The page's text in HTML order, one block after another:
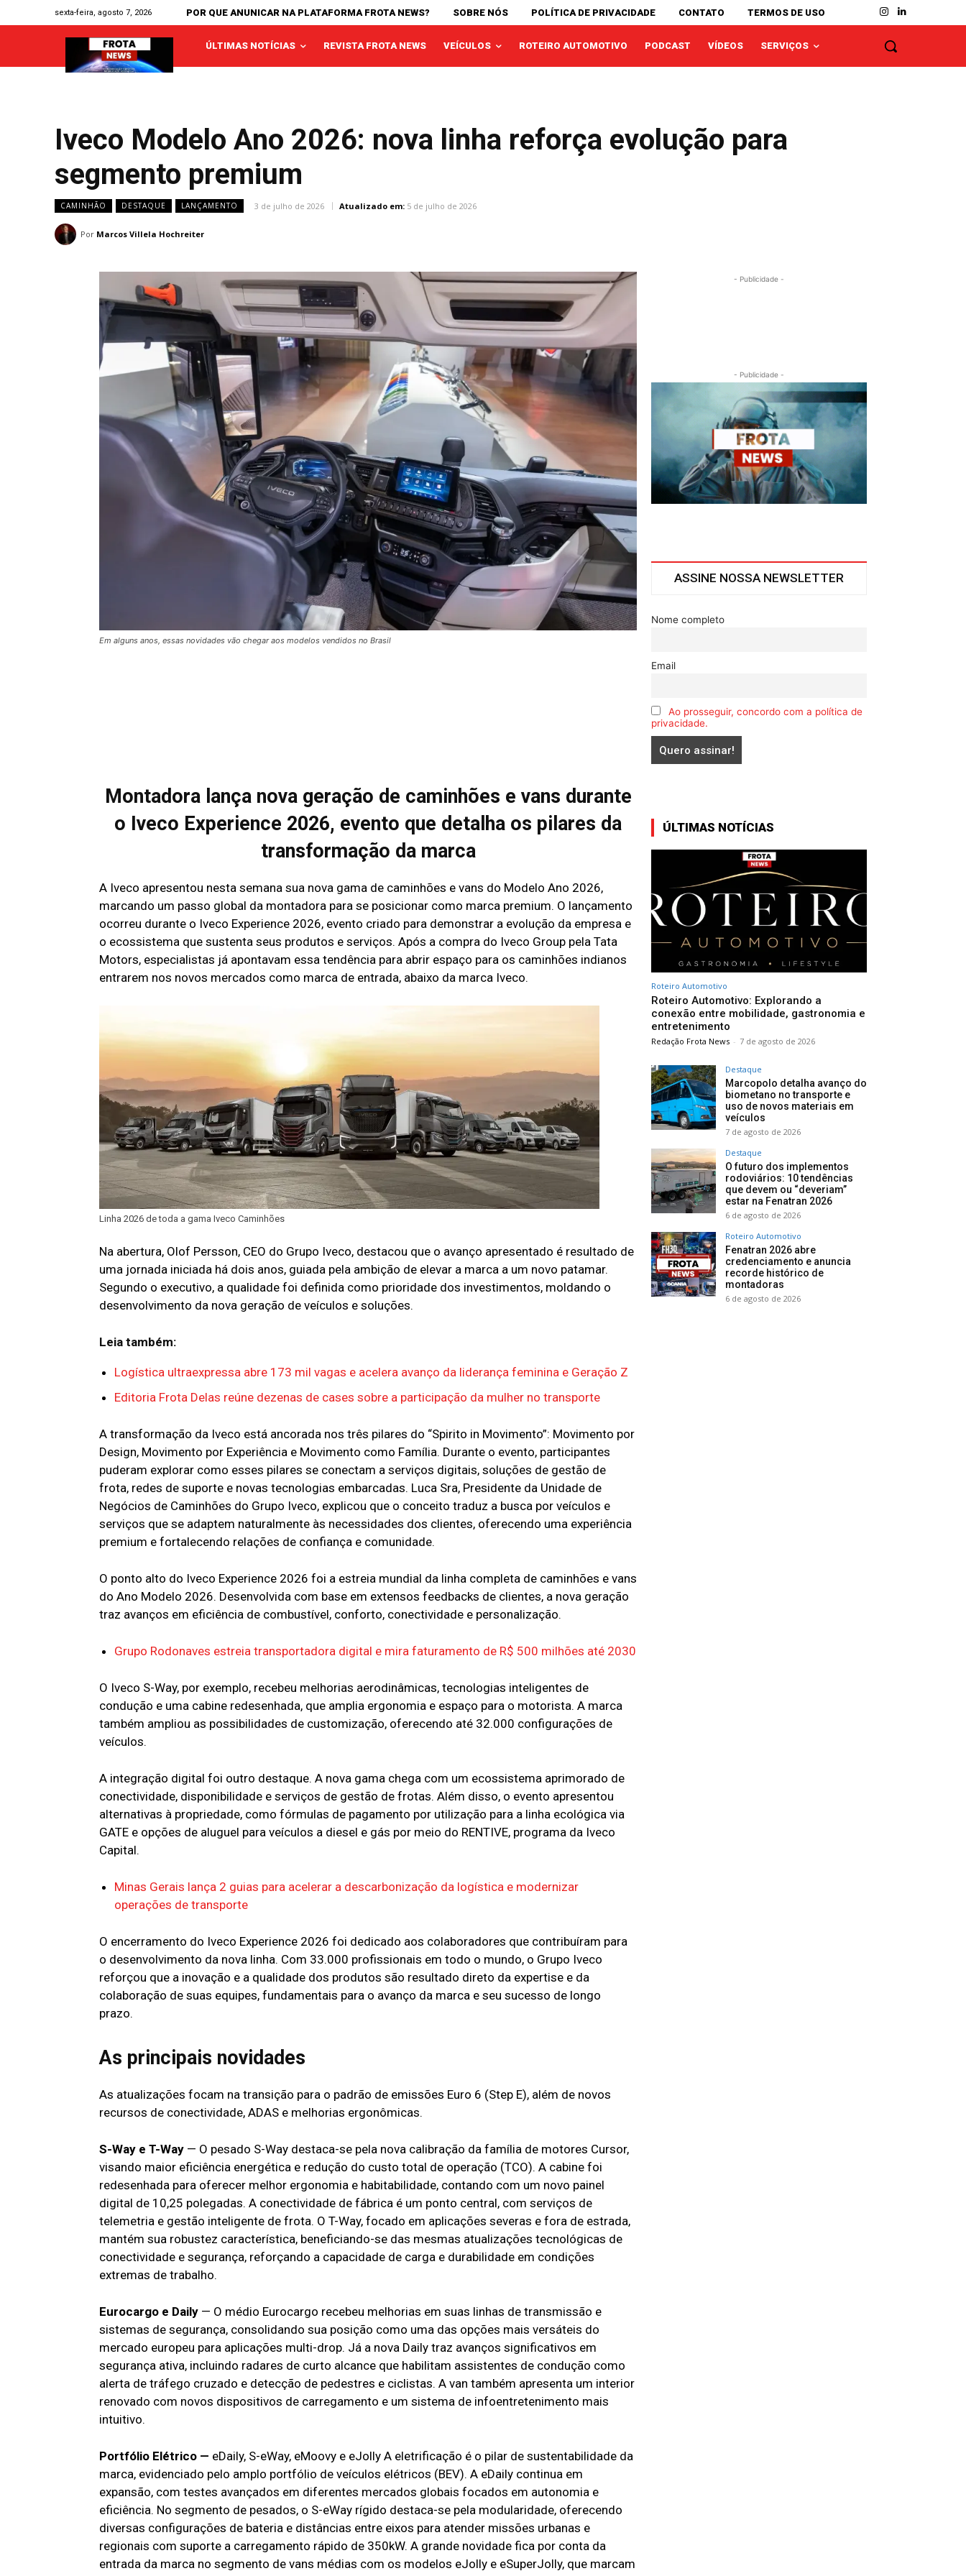
sexta-feira, agosto 7, 2026 POR QUE ANUNICAR NA PLATAFORMA FROTA NEWS? SOBRE NÓS POLÍTICA DE PRIVACIDADE CONTATO TERMOS DE USO
ÚLTIMAS NOTÍCIAS REVISTA FROTA NEWS VEÍCULOS ROTEIRO AUTOMOTIVO PODCAST VÍDEOS SERVIÇOS
Iveco Modelo Ano 2026: nova linha reforça evolução para
segmento premium
CAMINHÃO DESTAQUE LANÇAMENTO 3 de julho de 2026 Atualizado em: 5 de julho de 2026
Por Marcos Villela Hochreiter
Em alguns anos, essas novidades vão chegar aos modelos vendidos no Brasil
Montadora lança nova geração de caminhões e vans durante
o Iveco Experience 2026, evento que detalha os pilares da
transformação da marca
A Iveco apresentou nesta semana sua nova gama de caminhões e vans do Modelo Ano 2026,
marcando um passo global da montadora para se posicionar como marca premium. O lançamento
ocorreu durante o Iveco Experience 2026, evento criado para demonstrar a evolução da empresa e
o ecossistema que sustenta seus produtos e serviços. Após a compra do Iveco Group pela Tata
Motors, especialistas já apontavam essa tendência para abrir espaço para os caminhões indianos
entrarem nos novos mercados como marca de entrada, abaixo da marca Iveco.
Linha 2026 de toda a gama Iveco Caminhões
Na abertura, Olof Persson, CEO do Grupo Iveco, destacou que o avanço apresentado é resultado de
uma jornada iniciada há dois anos, guiada pela ambição de elevar a marca a um novo patamar.
Segundo o executivo, a qualidade foi definida como prioridade dos investimentos, moldando o
desenvolvimento da nova geração de veículos e soluções.
Leia também:
Logística ultraexpressa abre 173 mil vagas e acelera avanço da liderança feminina e Geração Z
Editoria Frota Delas reúne dezenas de cases sobre a participação da mulher no transporte
A transformação da Iveco está ancorada nos três pilares do “Spirito in Movimento”: Movimento por
Design, Movimento por Experiência e Movimento como Família. Durante o evento, participantes
puderam explorar como esses pilares se conectam a serviços digitais, soluções de gestão de
frota, redes de suporte e novas tecnologias embarcadas. Luca Sra, Presidente da Unidade de
Negócios de Caminhões do Grupo Iveco, explicou que o conceito traduz a busca por veículos e
serviços que se adaptem naturalmente às necessidades dos clientes, oferecendo uma experiência
premium e fortalecendo relações de confiança e comunidade.
O ponto alto do Iveco Experience 2026 foi a estreia mundial da linha completa de caminhões e vans
do Ano Modelo 2026. Desenvolvida com base em extensos feedbacks de clientes, a nova geração
traz avanços em eficiência de combustível, conforto, conectividade e personalização.
Grupo Rodonaves estreia transportadora digital e mira faturamento de R$ 500 milhões até 2030
O Iveco S-Way, por exemplo, recebeu melhorias aerodinâmicas, tecnologias inteligentes de
condução e uma cabine redesenhada, que amplia ergonomia e espaço para o motorista. A marca
também ampliou as possibilidades de customização, oferecendo até 32.000 configurações de
veículos.
A integração digital foi outro destaque. A nova gama chega com um ecossistema aprimorado de
conectividade, disponibilidade e serviços de gestão de frotas. Além disso, o evento apresentou
alternativas à propriedade, como fórmulas de pagamento por utilização para a linha ecológica via
GATE e opções de aluguel para veículos a diesel e gás por meio do RENTIVE, programa da Iveco
Capital.
Minas Gerais lança 2 guias para acelerar a descarbonização da logística e modernizar
operações de transporte
O encerramento do Iveco Experience 2026 foi dedicado aos colaboradores que contribuíram para
o desenvolvimento da nova linha. Com 33.000 profissionais em todo o mundo, o Grupo Iveco
reforçou que a inovação e a qualidade dos produtos são resultado direto da expertise e da
colaboração de suas equipes, fundamentais para o avanço da marca e seu sucesso de longo
prazo.
As principais novidades
As atualizações focam na transição para o padrão de emissões Euro 6 (Step E), além de novos
recursos de conectividade, ADAS e melhorias ergonômicas.
S-Way e T-Way — O pesado S-Way destaca-se pela nova calibração da família de motores Cursor,
visando maior eficiência energética e redução do custo total de operação (TCO). A cabine foi
redesenhada para oferecer melhor ergonomia e habitabilidade, contando com um novo painel
digital de 10,25 polegadas. A conectividade de fábrica é um ponto central, com serviços de
telemetria e gestão inteligente de frota. O T-Way, focado em aplicações severas e fora de estrada,
mantém sua robustez característica, beneficiando-se das mesmas atualizações tecnológicas de
conectividade e segurança, reforçando a capacidade de carga e durabilidade em condições
extremas de trabalho.
Eurocargo e Daily — O médio Eurocargo recebeu melhorias em suas linhas de transmissão e
sistemas de segurança, consolidando sua posição como uma das opções mais versáteis do
mercado europeu para aplicações multi-drop. Já a nova Daily traz avanços significativos em
segurança ativa, incluindo radares de curto alcance que habilitam assistentes de condução como
alerta de tráfego cruzado e detecção de pedestres e ciclistas. A van também apresenta um interior
renovado com novos dispositivos de carregamento e um sistema de infoentretenimento mais
intuitivo.
Portfólio Elétrico — eDaily, S-eWay, eMoovy e eJolly A eletrificação é o pilar de sustentabilidade da
marca, evidenciado pelo amplo portfólio de veículos elétricos (BEV). A eDaily continua em
expansão, com testes avançados em diferentes mercados globais focados em autonomia e
eficiência. No segmento de pesados, o S-eWay rígido destaca-se pela modularidade, oferecendo
diversas configurações de bateria e distâncias entre eixos para atender missões urbanas e
regionais com suporte a carregamento rápido de 350kW. A grande novidade fica por conta da
entrada da marca no segmento de vans médias com os modelos eJolly e eSuperJolly, que marcam
- Publicidade -
- Publicidade -
ASSINE NOSSA NEWSLETTER
Nome completo
Email
Ao prosseguir, concordo com a política de
privacidade.
ÚLTIMAS NOTÍCIAS
Roteiro Automotivo
Roteiro Automotivo: Explorando a
conexão entre mobilidade, gastronomia e
entretenimento
Redação Frota News - 7 de agosto de 2026
Destaque
Marcopolo detalha avanço do
biometano no transporte e
uso de novos materiais em
veículos
7 de agosto de 2026
Destaque
O futuro dos implementos
rodoviários: 10 tendências
que devem ou “deveriam”
estar na Fenatran 2026
6 de agosto de 2026
Roteiro Automotivo
Fenatran 2026 abre
credenciamento e anuncia
recorde histórico de
montadoras
6 de agosto de 2026